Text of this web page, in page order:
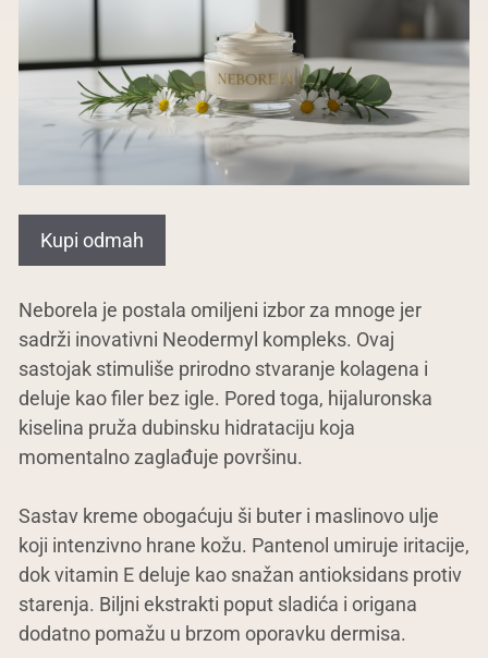
Kupi odmah
Neborela je postala omiljeni izbor za mnoge jer
sadrži inovativni Neodermyl kompleks. Ovaj
sastojak stimuliše prirodno stvaranje kolagena i
deluje kao filer bez igle. Pored toga, hijaluronska
kiselina pruža dubinsku hidrataciju koja
momentalno zaglađuje površinu.
Sastav kreme obogaćuju ši buter i maslinovo ulje
koji intenzivno hrane kožu. Pantenol umiruje iritacije,
dok vitamin E deluje kao snažan antioksidans protiv
starenja. Biljni ekstrakti poput sladića i origana
dodatno pomažu u brzom oporavku dermisa.